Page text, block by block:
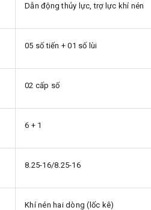
Dẫn động thủy lực, trợ lực khí nén
05 số tiến + 01 số lùi
02 cấp số
6 + 1
8.25-16/8.25-16
Khí nén hai dòng (lốc kê)